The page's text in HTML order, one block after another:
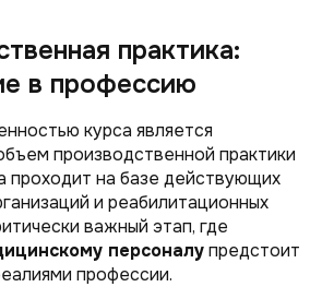
практика:
в профессию
курса является
производственной практики
проходит на базе действующих
и реабилитационных
важный этап, где
персоналупредстоит
профессии.